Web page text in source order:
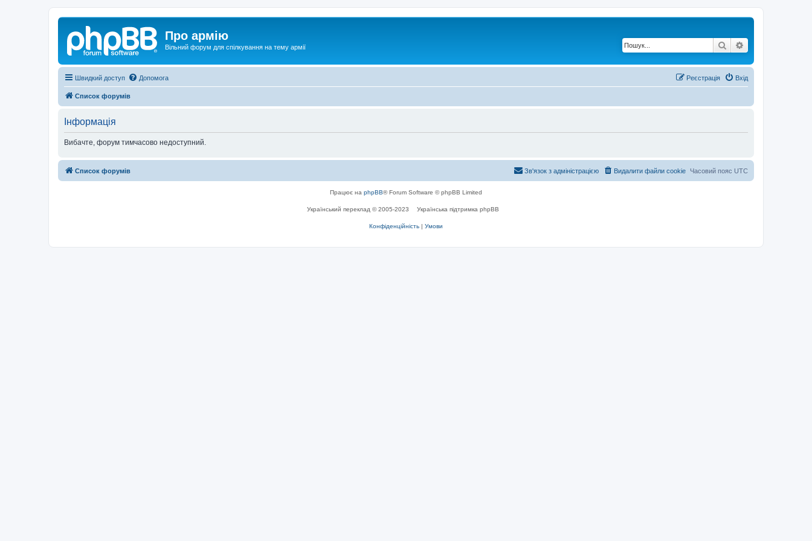
Про армію
Вільний форум для спілкування на тему армії Пошук
Швидкий доступ Допомога Вхід
Реєстрація
Список форумів
Інформація
Вибачте, форум тимчасово недоступний.
Список форумів Часовий пояс UTC
Видалити файли cookie
Зв'язок з адміністрацією
Працює на phpBB® Forum Software © phpBB Limited
Український переклад © 2005-2023 Українська підтримка phpBB
Конфіденційність | Умови